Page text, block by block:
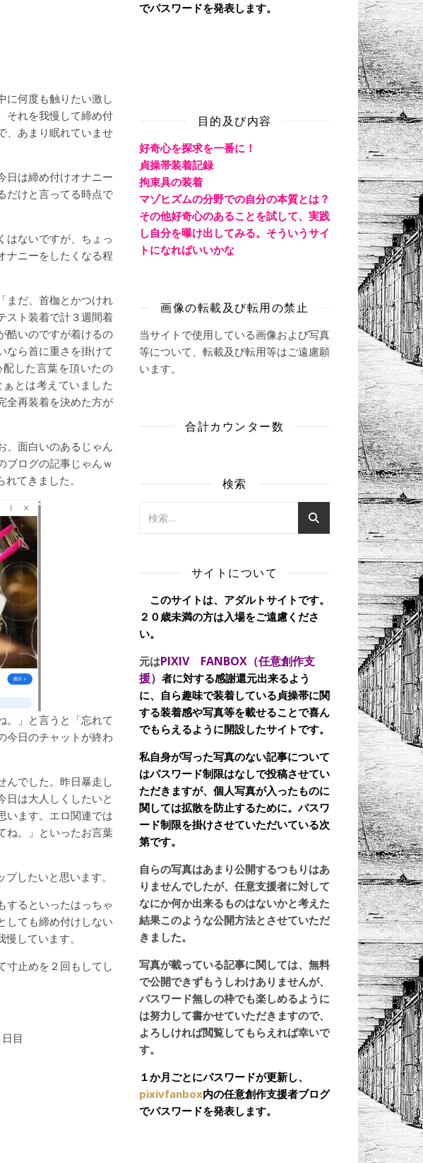
何度も触りたい激し
それを我慢して締め付
、あまり眠れていませ
日は締め付けオナニー
だけと言ってる時点で
ないですが、ちょっ
ナニーをしたくなる程
まだ、首枷とかつけれ
スト装着で計３週間着
酷いのですが着けるの
なら首に重さを掛けて
した言葉を頂いたの
とは考えていました
全再装着を決めた方が
面白いのあるじゃん
ブログの記事じゃんｗ
てきました。
」と言うと「忘れて
今日のチャットが終わ
でした。昨日暴走し
日は大人しくしたいと
います。エロ関連では
ね。」といったお言葉
したいと思います。
るといったはっちゃ
しても締め付けしない
しています。
止めを２回もしてし
目
でパスワードを発表します。
目的及び内容
好奇心を探求を一番に！
貞操帯装着記録
拘束具の装着
マゾヒズムの分野での自分の本質とは？
その他好奇心のあることを試して、実践
し自分を曝け出してみる。そういうサイ
トになればいいかな
画像の転載及び転用の禁止
当サイトで使用している画像および写真
等について、転載及び転用等はご遠慮願
います。
合計カウンター数
検索
サイトについて
このサイトは、アダルトサイトです。
２０歳未満の方は入場をご遠慮くださ
い。
元はPIXIV FANBOX（任意創作支
援） 者に対する感謝還元出来るよう
に、自ら趣味で装着している貞操帯に関
する装着感や写真等を載せることで喜ん
でもらえるように開設したサイトです。
私自身が写った写真のない記事について
はパスワード制限はなしで投稿させてい
ただきますが、個人写真が入ったものに
関しては拡散を防止するために。パスワ
ード制限を掛けさせていただいている次
第です。
自らの写真はあまり公開するつもりはあ
りませんでしたが、任意支援者に対して
なにか何か出来るものはないかと考えた
結果このような公開方法とさせていただ
きました。
写真が載っている記事に関しては、無料
で公開できずもうしわけありませんが、
パスワード無しの枠でも楽しめるように
は努力して書かせていただきますので、
よろしければ閲覧してもらえれば幸いで
す。
１か月ごとにパスワードが更新し、
pixivfanbox内の任意創作支援者ブログ
でパスワードを発表します。